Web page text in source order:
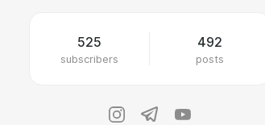
525
subscribers
492
posts